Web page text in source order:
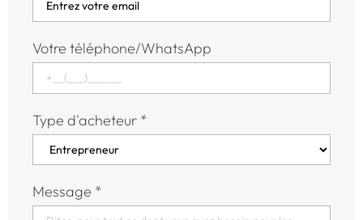
Votre téléphone/WhatsApp
Type d'acheteur *
Message *